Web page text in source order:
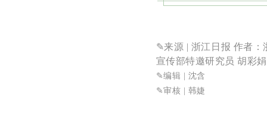
✎来源 | 浙江日报 作者
宣传部特邀研究员 胡彩娟
✎编辑 | 沈含
✎审核 | 韩婕